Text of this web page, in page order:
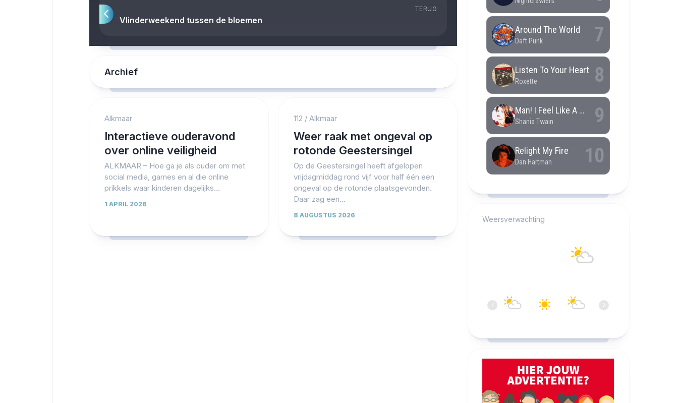
TERUG
Vlinderweekend tussen de bloemen
Archief
Alkmaar
Interactieve ouderavond
over online veiligheid
ALKMAAR – Hoe ga je als ouder om met
social media, games en al die online
prikkels waar kinderen dagelijks...
1 APRIL 2026
112 / Alkmaar
Weer raak met ongeval op
rotonde Geestersingel
Op de Geestersingel heeft afgelopen
vrijdagmiddag rond vijf voor half één een
ongeval op de rotonde plaatsgevonden.
Daar zag een...
8 AUGUSTUS 2026
Weersverwachting
‹ ›